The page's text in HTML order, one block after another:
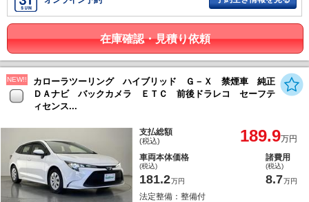
在庫確認・見積り依頼
NEW!!
カローラツーリング ハイブリッド Ｇ－Ｘ 禁煙車 純正
ＤＡナビ バックカメラ ＥＴＣ 前後ドラレコ セーフテ
ィセンス...
支払総額
(税込) 189.9万円
車両本体価格
(税込)
181.2万円
諸費用
(税込)
8.7万円
法定整備：整備付